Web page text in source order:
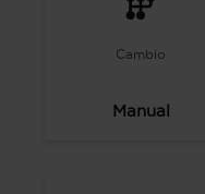
Cambio
Manual